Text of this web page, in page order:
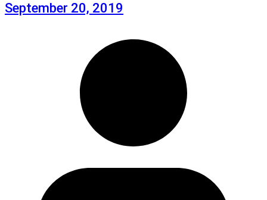
September 20, 2019